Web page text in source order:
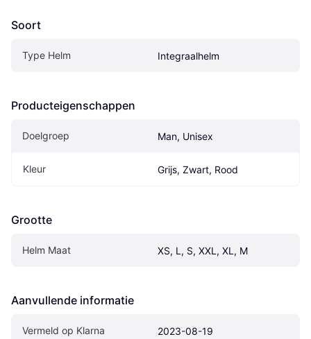
Soort
Type Helm Integraalhelm
Producteigenschappen
Doelgroep Man, Unisex
Kleur Grijs, Zwart, Rood
Grootte
Helm Maat XS, L, S, XXL, XL, M
Aanvullende informatie
Vermeld op Klarna 2023-08-19